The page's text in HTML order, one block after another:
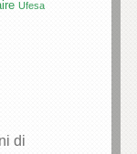
Ufesa
di